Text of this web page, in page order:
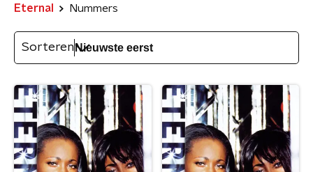
Eternal Nummers
Sorteren